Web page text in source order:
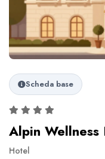
Scheda base
Alpin
Hotel